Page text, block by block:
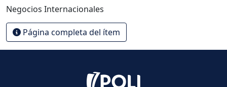
Negocios Internacionales
Página completa del ítem